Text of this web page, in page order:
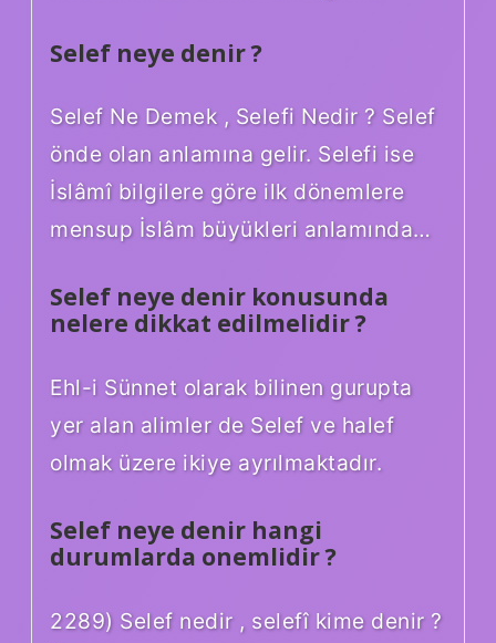
Selef neye denir ?
Selef Ne Demek , Selefi Nedir ? Selef
önde olan anlamına gelir. Selefi ise
İslâmî bilgilere göre ilk dönemlere
mensup İslâm büyükleri anlamında…
Selef neye denir konusunda
nelere dikkat edilmelidir ?
Ehl-i Sünnet olarak bilinen gurupta
yer alan alimler de Selef ve halef
olmak üzere ikiye ayrılmaktadır.
Selef neye denir hangi
durumlarda onemlidir ?
2289) Selef nedir , selefî kime denir ?